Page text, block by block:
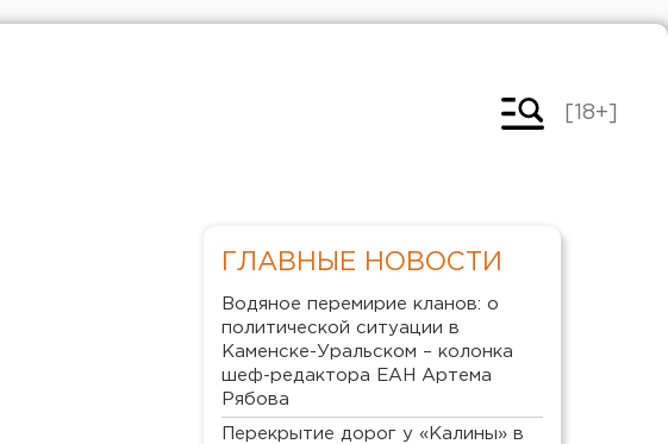
[18+]
ГЛАВНЫЕ НОВОСТИ
Водяное перемирие кланов: о
политической ситуации в
Каменске-Уральском – колонка
шеф-редактора ЕАН Артема
Рябова
Перекрытие дорог у «Калины» в